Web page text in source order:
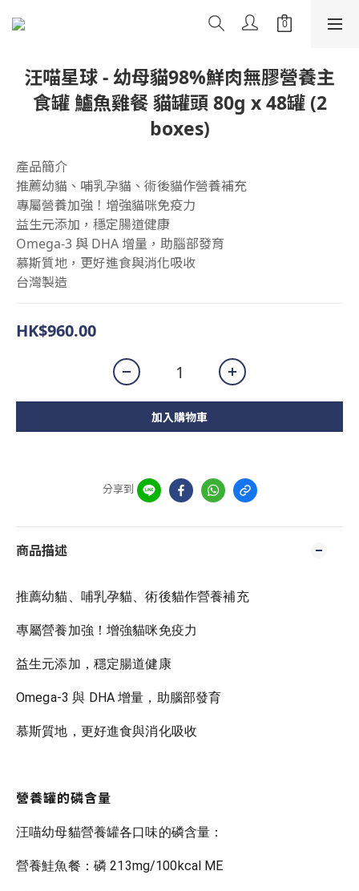
汪喵星球 - 幼母貓98%鮮肉無膠營養主
食罐 鱸魚雞餐 貓罐頭 80g x 48罐 (2
boxes)
產品簡介
推薦幼貓、哺乳孕貓、術後貓作營養補充
專屬營養加強！增強貓咪免疫力
益生元添加，穩定腸道健康
Omega-3 與 DHA 增量，助腦部發育
慕斯質地，更好進食與消化吸收
台灣製造
HK$960.00
加入購物車
分享到
商品描述
推薦幼貓、哺乳孕貓、術後貓作營養補充
專屬營養加強！增強貓咪免疫力
益生元添加，穩定腸道健康
Omega-3 與 DHA 增量，助腦部發育
慕斯質地，更好進食與消化吸收
營養罐的磷含量
汪喵幼母貓營養罐各口味的磷含量：
營養鮭魚餐：磷 213mg/100kcal ME